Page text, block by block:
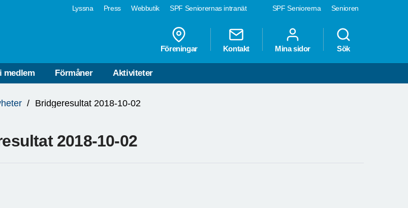
SPF Seniorerna Senioren
Lyssna Press Webbutik SPF Seniorernas intranät
Föreningar Kontakt Mina sidor Sök
medlem Förmåner Aktiviteter
Bridgeresultat 2018-10-02
2018-10-02